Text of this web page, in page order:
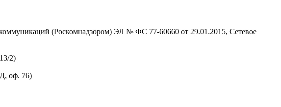
(Роскомнадзором) ЭЛ № ФС 77-60660 от 29.01.2015, Сетевое
2)
оф. 76)